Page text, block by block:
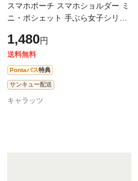
スマホポーチ スマホショルダー ミ
ニ・ポシェット 手ぶら女子シリー
SP-D | ミニ ポシェット ポーチ ス
マホ
1,480円
送料無料
Pontaパス特典
サンキュー配送
キャラッツ